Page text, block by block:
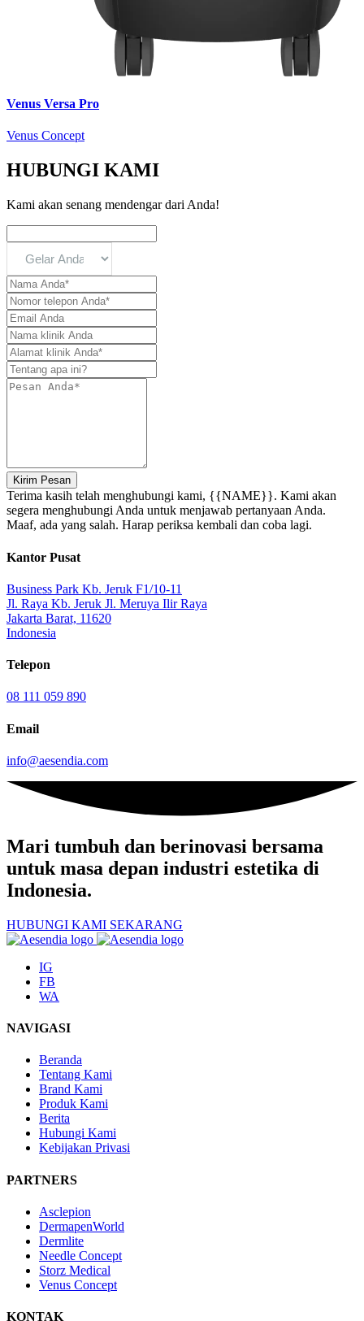
Venus Versa Pro
Venus Concept
HUBUNGI KAMI
Kami akan senang mendengar dari Anda!
Kirim Pesan
Terima kasih telah menghubungi kami, {{NAME}}. Kami akan
segera menghubungi Anda untuk menjawab pertanyaan Anda.
Maaf, ada yang salah. Harap periksa kembali dan coba lagi.
Kantor Pusat
Business Park Kb. Jeruk F1/10-11
Jl. Raya Kb. Jeruk Jl. Meruya Ilir Raya
Jakarta Barat, 11620
Indonesia
Telepon
08 111 059 890
Email
info@aesendia.com
Mari tumbuh dan berinovasi bersama
untuk masa depan industri estetika di
Indonesia.
HUBUNGI KAMI SEKARANG
IG
FB
WA
NAVIGASI
Beranda
Tentang Kami
Brand Kami
Produk Kami
Berita
Hubungi Kami
Kebijakan Privasi
PARTNERS
Asclepion
DermapenWorld
Dermlite
Needle Concept
Storz Medical
Venus Concept
KONTAK